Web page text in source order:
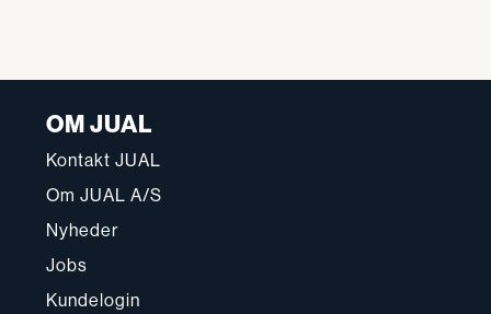
OM JUAL
Kontakt JUAL
Om JUAL A/S
Nyheder
Jobs
Kundelogin